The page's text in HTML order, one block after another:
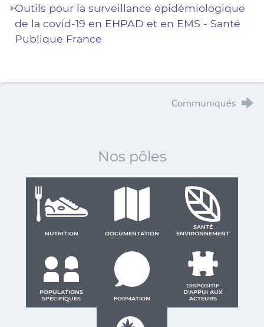
Outils pour la surveillance épidémiologique
de la covid-19 en EHPAD et en EMS - Santé
Publique France
Communiqués
Nos pôles
NUTRITION DOCUMENTATION
SANTÉ
ENVIRONNEMENT
POPULATIONS
SPÉCIFIQUES
FORMATION
DISPOSITIF
D'APPUI AUX
ACTEURS